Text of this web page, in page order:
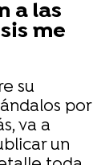
a las
me
su
por
va a
un